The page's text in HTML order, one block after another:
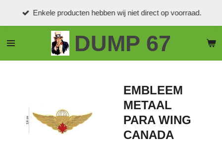
de
DUMP 67
Enkele producten hebben wij niet direct op voorraad.
EMBLEEM
METAAL
PARA WING
CANADA